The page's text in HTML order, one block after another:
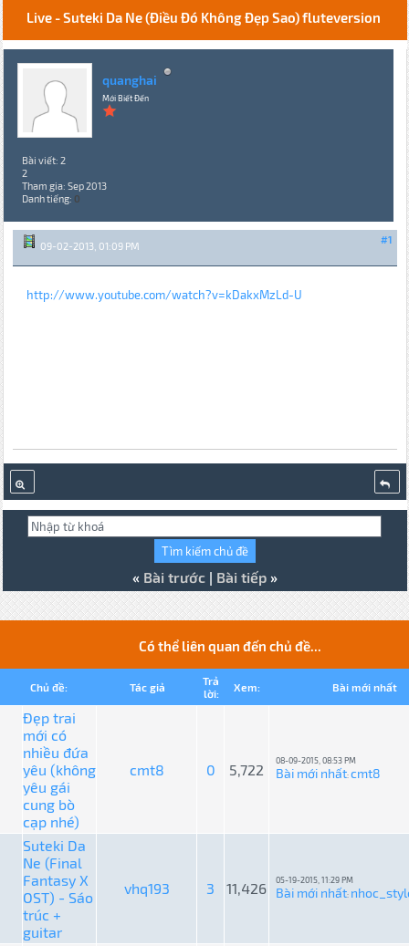
Live - Suteki Da Ne (Điều Đó Không Đẹp Sao) fluteversion
quanghai
Mới Biết Đến
Bài viết: 2
2
Tham gia: Sep 2013
Danh tiếng: 0
#1
09-02-2013, 01:09 PM
http://www.youtube.com/watch?v=kDakxMzLd-U
« Bài trước| Bài tiếp»
Có thể liên quan đến chủ đề...
Chủ đề: Tác giả
Trả
lời:
Xem: Bài mới nhất
Đẹp trai
mới có
nhiều đứa
yêu (không
yêu gái
cung bò
cạp nhé)
cmt8 0 5,722
08-09-2015, 08:53 PM
Bài mới nhất:cmt8
Suteki Da
Ne (Final
Fantasy X
OST) - Sáo
trúc +
guitar
vhq193 3 11,426 05-19-2015, 11:29 PM
Bài mới nhất: